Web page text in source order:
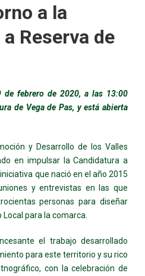
a la
Reserva de
de febrero de 2020, a las 13:00
de Vega de Pas, y está abierta
y Desarrollo de los Valles
en impulsar la Candidatura a
que nació en el año 2015
y entrevistas en las que
personas para diseñar
para la comarca.
el trabajo desarrollado
para este territorio y su rico
con la celebración de